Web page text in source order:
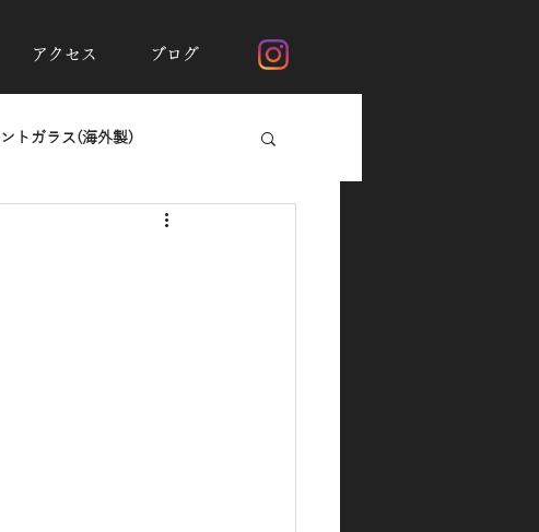
アクセス ブログ
トガラス(海外製)
高断熱フィルムシルフィード